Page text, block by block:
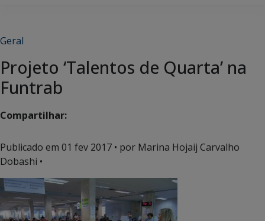
Geral
Projeto ‘Talentos de Quarta’ na
Funtrab
Compartilhar:
Publicado em 01 fev 2017 • por Marina Hojaij Carvalho
Dobashi •